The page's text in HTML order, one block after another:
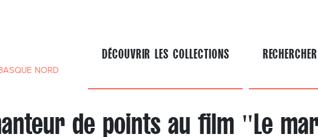
NORD
DÉCOUVRIR LES COLLECTIONS
de points au film "Le